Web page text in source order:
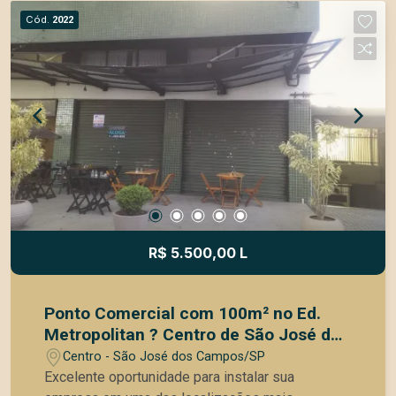
propriedade possui: 1 galpão com térreo e
primeiro andar 1 galpão térreo 1 casa nos fundos
A localização é um dos grandes diferenciais,
situada nas proximidades da região central, com
fácil acesso às principais vias da cidade e
excelente mobilidade para operações comerciais
e logísticas. Uma excelente escolha para
empresas que procuram estrutura robusta,
localização estratégica e grande potencial
operacional. Agende agora uma visita!
Cód. 2022
R$ 5.500,00 L
Ponto Comercial com 100m² no Ed.
Metropolitan ? Centro de São José dos
Campos
Centro - São José dos Campos/SP
Excelente oportunidade para instalar sua